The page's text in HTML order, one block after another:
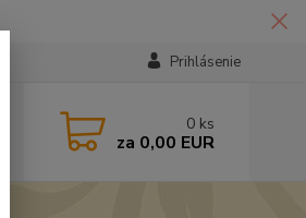
Prihlásenie
0 ks
za 0,00 EUR